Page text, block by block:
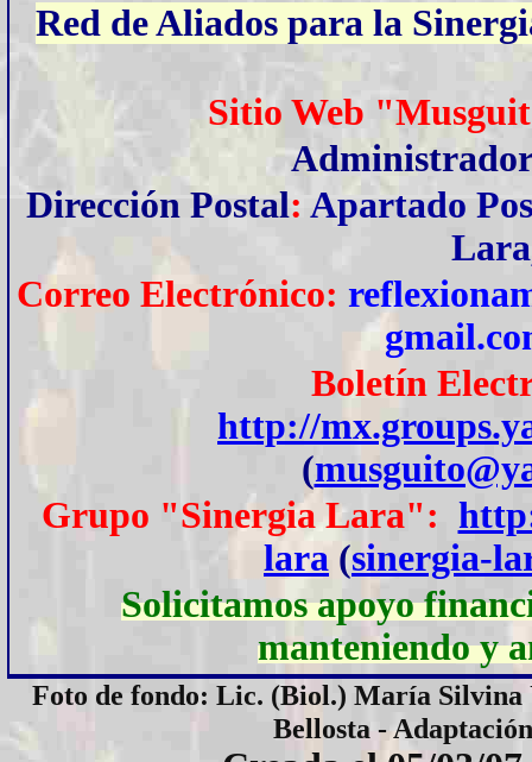
Red de Aliados para la
Sitio Web
Dirección Postal: Apartado
Correo Electrónico:
Boletín
http://
(
Grupo "Sinergia Lara":
lara (sinergia-
Solicitamos apoyo
manteniendo y
Foto de fondo: Lic. (Biol.) María
Bellosta -